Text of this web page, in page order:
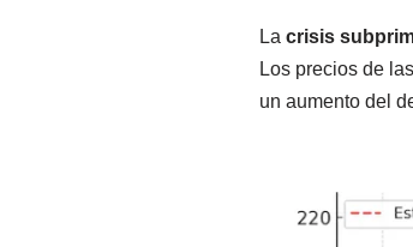
Lacrisis
Los precios de
un aumento del